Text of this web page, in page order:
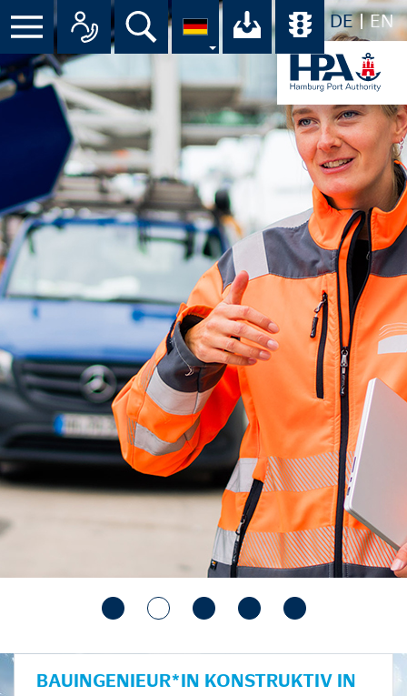
DE EN
Suche Ihr Download-
BAUINGENIEUR*IN KONSTRUKTIV IN